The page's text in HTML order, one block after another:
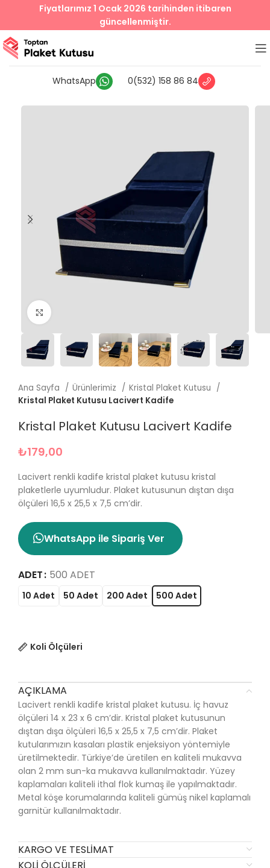
WhatsApp 0(532) 158 86 84
Ana Sayfa Ürünlerimiz
Kristal Plaket Kutusu
Kristal Plaket Kutusu Lacivert Kadife
Kristal Plaket Kutusu Lacivert Kadife
₺179,00
Lacivert renkli kadife kristal plaket kutusu kristal
plaketlerle uyumludur. Plaket kutusunun dıştan dışa
ölçüleri 16,5 x 25,5 x 7,5 cm’dir.
WhatsApp ile Sipariş Ver
ADET 500 ADET
10 Adet 50 Adet 200 Adet 500 Adet
Koli Ölçüleri
AÇIKLAMA
Lacivert renkli kadife kristal plaket kutusu. İç havuz
ölçüleri 14 x 23 x 6 cm’dir. Kristal plaket kutusunun
dıştan dışa ölçüleri 16,5 x 25,5 x 7,5 cm’dir. Plaket
kutularımızın kasaları plastik enjeksiyon yöntemiyle
üretilmektedir. Türkiye’de üretilen en kaliteli mukavva
olan 2 mm sun-ka mukavva kullanılmaktadır. Yüzey
kaplamaları kaliteli ithal flok kumaş ile yapılmaktadır.
Metal köşe korumalarında kaliteli gümüş nikel kaplamalı
garnitür kullanılmaktadır.
KARGO VE TESLIMAT
KOLI ÖLÇÜLERI
Fiyatlarımız 1 Ocak 2026 tarihinden itibaren
güncellenmiştir.